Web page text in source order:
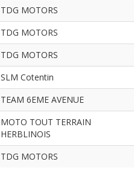
TDG MOTORS
TDG MOTORS
TDG MOTORS
SLM Cotentin
TEAM 6EME AVENUE
MOTO TOUT TERRAIN
HERBLINOIS
TDG MOTORS